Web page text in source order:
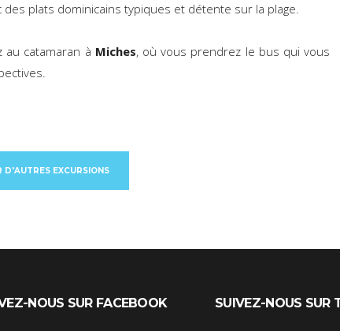
plats dominicains typiques et détente sur la plage.
catamaran à Miches, où vous prendrez le bus qui vous
D'AUTRES EXCURSIONS
NOUS SUR FACEBOOK SUIVEZ-NOUS SUR